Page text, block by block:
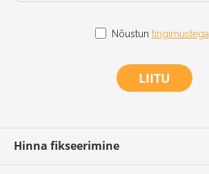
Nõustun tingimustega
LIITU
Hinna fikseerimine